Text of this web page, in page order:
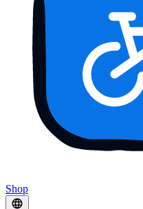
Shop